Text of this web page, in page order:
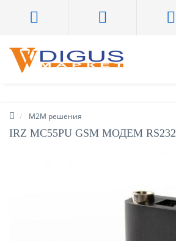
M2M решения
IRZ MC55PU GSM МОДЕМ RS232